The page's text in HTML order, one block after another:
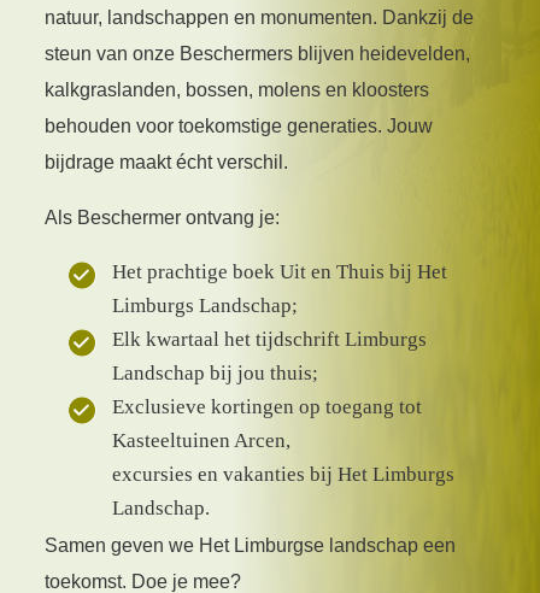
natuur, landschappen en monumenten. Dankzij de
steun van onze Beschermers blijven heidevelden,
kalkgraslanden, bossen, molens en kloosters
behouden voor toekomstige generaties. Jouw
bijdrage maakt écht verschil.
Als Beschermer ontvang je:
Het prachtige boek Uit en Thuis bij Het
Limburgs Landschap;
Elk kwartaal het tijdschrift Limburgs
Landschap bij jou thuis;
Exclusieve kortingen op toegang tot
Kasteeltuinen Arcen,
excursies en vakanties bij Het Limburgs
Landschap.
Samen geven we Het Limburgse landschap een
toekomst. Doe je mee?